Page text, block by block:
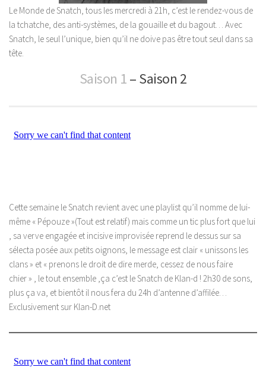
Le Monde de Snatch, tous les mercredi à 21h, c’est le rendez-vous de
la tchatche, des anti-systèmes, de la gouaille et du bagout… Avec
Snatch, le seul l’unique, bien qu’il ne doive pas être tout seul dans sa
tête.
Saison 1– Saison 2
Cette semaine le Snatch revient avec une playlist qu’il nomme de lui-
même « Pépouze »(Tout est relatif) mais comme un tic plus fort que lui
, sa verve engagée et incisive improvisée reprend le dessus sur sa
sélecta posée aux petits oignons, le message est clair « unissons les
clans » et « prenons le droit de dire merde, cessez de nous faire
chier » , le tout ensemble ,ça c’est le Snatch de Klan-d ! 2h30 de sons,
plus ça va, et bientôt il nous fera du 24h d’antenne d’affilée…
Exclusivement sur Klan-D.net